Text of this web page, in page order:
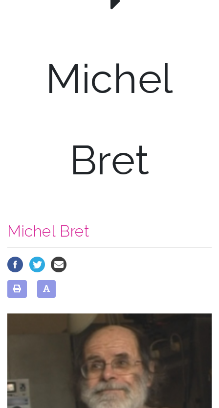
Michel
Bret
Michel Bret